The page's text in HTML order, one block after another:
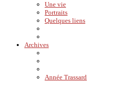
Une vie
Portraits
Quelques liens
Archives
Année Trassard